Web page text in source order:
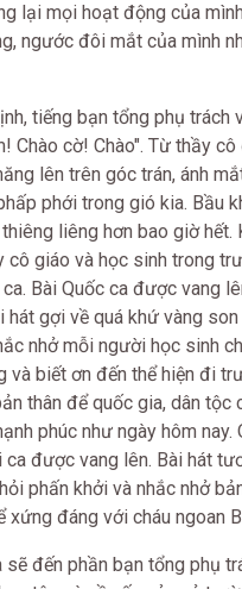
lại mọi hoạt động của
ngước đôi mắt của mình
tiếng bạn tổng phụ trách
Chào cờ! Chào". Từ thầy cô
lên trên góc trán, ánh
phới trong gió kia. Bầu
liêng hơn bao giờ hết.
cô giáo và học sinh trong
Bài Quốc ca được vang
hát gợi về quá khứ vàng son
nhở mỗi người học sinh
và biết ơn đến thể hiện đi
thân để quốc gia, dân tộc
phúc như ngày hôm nay.
được vang lên. Bài hát
phấn khởi và nhắc nhở
đáng với cháu ngoan
đến phần bạn tổng phụ